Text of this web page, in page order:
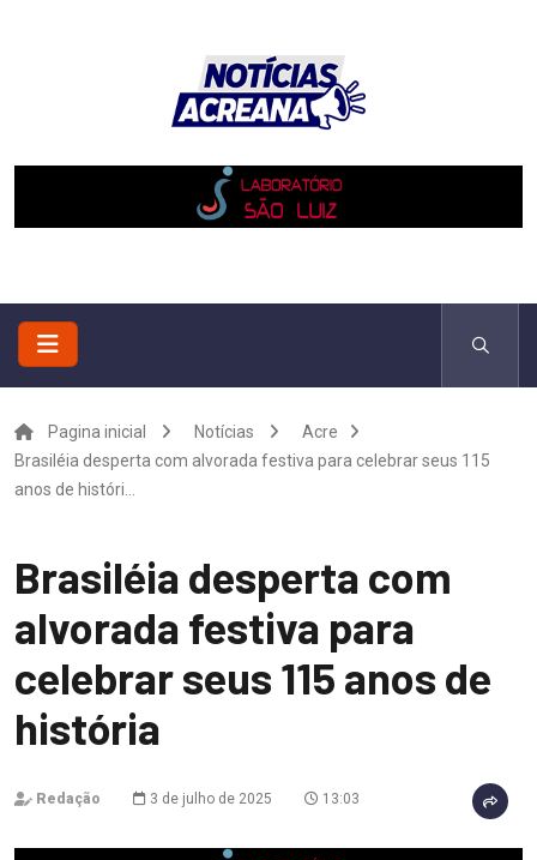
Pagina inicial Notícias
Acre
Brasiléia desperta com alvorada festiva para celebrar seus 115
anos de históri...
Brasiléia desperta com
alvorada festiva para
celebrar seus 115 anos de
história
Redação 3 de julho de 2025 13:03